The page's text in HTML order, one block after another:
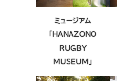
ミュージアム
「HANAZONO
RUGBY
MUSEUM」